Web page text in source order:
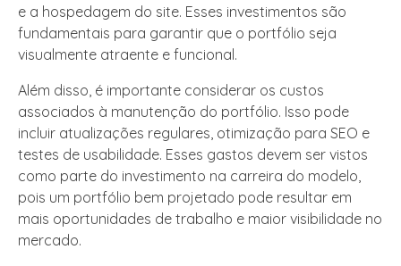
e a hospedagem do site. Esses investimentos são
fundamentais para garantir que o portfólio seja
visualmente atraente e funcional.
Além disso, é importante considerar os custos
associados à manutenção do portfólio. Isso pode
incluir atualizações regulares, otimização para SEO e
testes de usabilidade. Esses gastos devem ser vistos
como parte do investimento na carreira do modelo,
pois um portfólio bem projetado pode resultar em
mais oportunidades de trabalho e maior visibilidade no
mercado.